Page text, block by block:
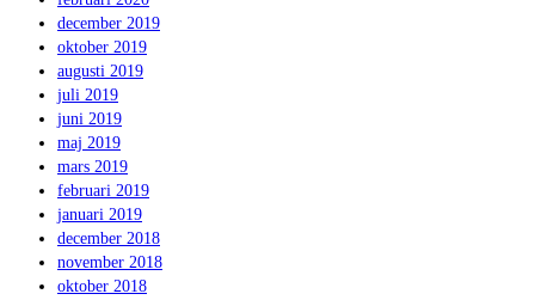
december 2019
oktober 2019
augusti 2019
juli 2019
juni 2019
maj 2019
mars 2019
februari 2019
januari 2019
december 2018
november 2018
oktober 2018